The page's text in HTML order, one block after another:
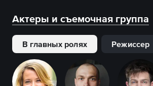
Актеры и съемочная группа
В главных ролях Режиссер